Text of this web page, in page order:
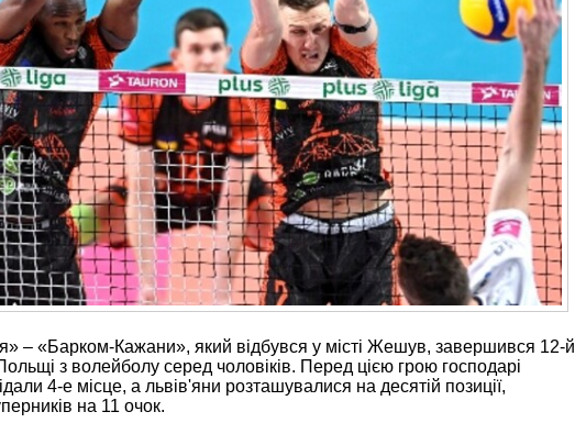
– «Барком-Кажани», який відбувся у місті Жешув, завершився 12-й
з волейболу серед чоловіків. Перед цією грою господарі
4-е місце, а львів'яни розташувалися на десятій позиції,
на 11 очок.